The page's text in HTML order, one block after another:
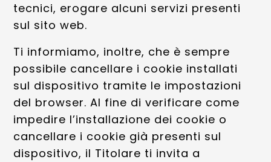
tecnici, erogare alcuni servizi presenti
sul sito web.
Ti informiamo, inoltre, che è sempre
possibile cancellare i cookie installati
sul dispositivo tramite le impostazioni
del browser. Al fine di verificare come
impedire l’installazione dei cookie o
cancellare i cookie già presenti sul
dispositivo, il Titolare ti invita a